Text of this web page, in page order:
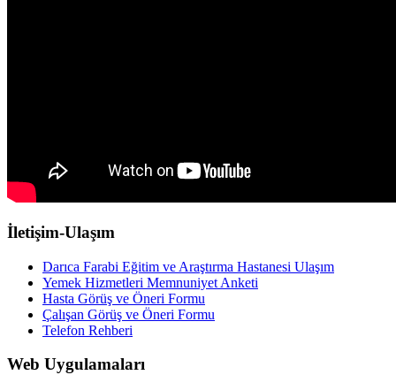
İletişim-Ulaşım
Darıca Farabi Eğitim ve Araştırma Hastanesi Ulaşım
Yemek Hizmetleri Memnuniyet Anketi
Hasta Görüş ve Öneri Formu
Çalışan Görüş ve Öneri Formu
Telefon Rehberi
Web Uygulamaları